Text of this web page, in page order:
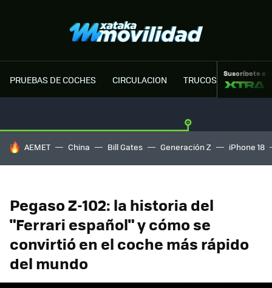
PRUEBAS DE COCHES CIRCULACION TRUCOS MOTOR
Suscríbete a
HOY SE HABLA DE
AEMET China Bill Gates Generación Z iPhone 18
Pegaso Z-102: la historia del
"Ferrari español" y cómo se
convirtió en el coche más rápido
del mundo